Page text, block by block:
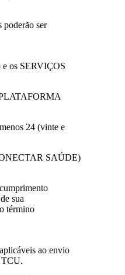
poderão ser
e os SERVIÇOS
PLATAFORMA
24 (vinte e
SAÚDE)
sua
término
ao envio
TCU.